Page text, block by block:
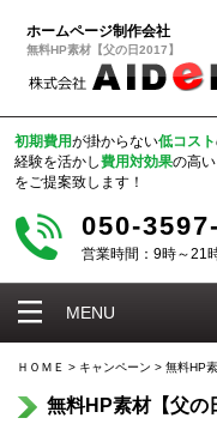
ホームページ制作会社
無料HP素材【父の日2017】
初期費用が掛からない低コスト
経験を活かし費用対効果の高い
をご提案致します！
050-
営業時間：9時～21
MENU
ＨＯＭＥ > キャンペーン > 無料HP
無料HP素材【父の